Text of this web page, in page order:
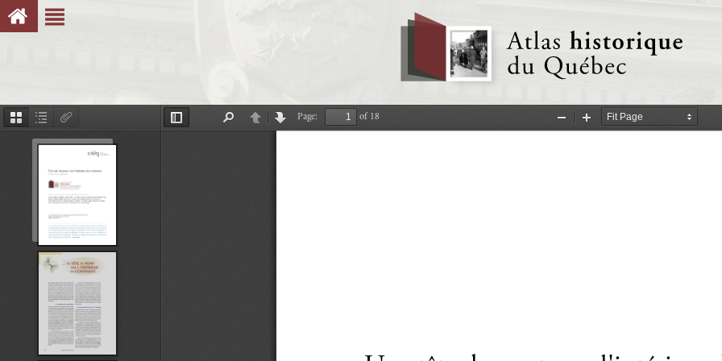
ThumbnailsDocument
Outline
Toggle
PreviousNext
Page: of 18
Zoom
Zoom